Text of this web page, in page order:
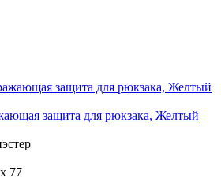
защита для рюкзака, Желтый
77